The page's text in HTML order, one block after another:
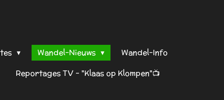
Wandel-Nieuws
Wandel-Info
Reportages TV - "Klaas op Klompen"📺